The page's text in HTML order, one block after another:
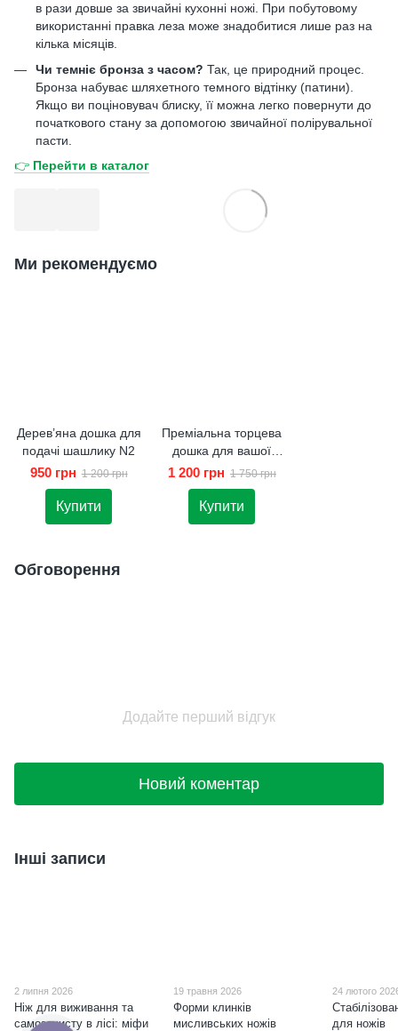
в рази довше за звичайні кухонні ножі. При побутовому
використанні правка леза може знадобитися лише раз на
кілька місяців.
Чи темніє бронза з часом? Так, це природний процес.
Бронза набуває шляхетного темного відтінку (патини).
Якщо ви поціновувач блиску, її можна легко повернути до
початкового стану за допомогою звичайної полірувальної
пасти.
👉 Перейти в каталог
Ми рекомендуємо
Дерев’яна дошка для
подачі шашлику N2
950 грн 1 200 грн
Купити
Преміальна торцева
дошка для вашої
кухні
1 200 грн 1 750 грн
Купити
Обговорення
Додайте перший відгук
Новий коментар
Інші записи
2 липня 2026
Ніж для виживання та
самозахисту в лісі: міфи
19 травня 2026
Форми клинків
мисливських ножів
24 лютого
для ножів